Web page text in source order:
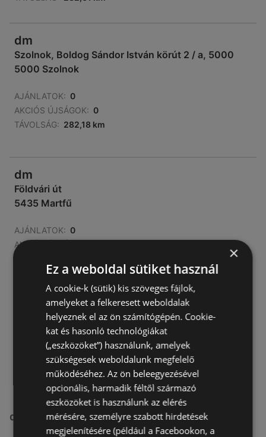
dm
Szolnok, Boldog Sándor István körút 2 / a, 5000
5000 Szolnok
AJÁNLATOK: 0
AKCIÓS ÚJSÁGOK: 0
TÁVOLSÁG: 282,18 km
dm
Földvári út
5435 Martfű
AJÁNLATOK: 0
AKCIÓS ÚJSÁGOK:
hétfő - csütörtök
08:00-19:00
08:00-17:00
szombat
08:00-13:00
vasárnap
08:00-19:00
dm üzletek itt:
×
Ez a weboldal sütiket használ
A cookie-k (sütik) kis szöveges fájlok,
amelyeket a felkeresett weboldalak
helyeznek el az ön számítógépén. Cookie-
kat és hasonló technológiákat
(„eszközöket”) használunk, amelyek
szükségesek weboldalunk megfelelő
működéséhez. Az ön beleegyezésével
opcionális, harmadik féltől származó
eszközöket is használunk az elérés
mérésére, személyre szabott hirdetések
megjelenítésére (például a Facebookon, a